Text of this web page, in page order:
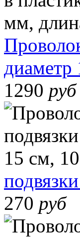
1290 руб
270 руб